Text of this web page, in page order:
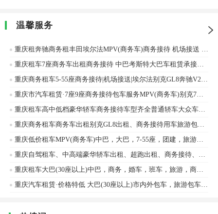
温馨服务
重庆租奔驰商务租丰田埃尔法MPV(商务车)商务接待 机场接送 单位用车
重庆租车7座商务车出租商务接待 中巴考斯特大巴车租赁承接企业班车旅游车商务接待
重庆商务租车5-55座商务接待|机场接送|埃尔法别克GL8奔驰V260自驾奔驰
重庆市汽车租赁·7座9座商务接待包车服务MPV(商务车)别克7座商务车金龙9座自驾包车
重庆租车高中低档豪华轿车商务接待车型齐全普通轿车大众车型大众、奥迪等车辆出租
重庆商务租车商务车出租别克GL8出租、商务接待用车旅游包车接送机
重庆低价租车MPV(商务车)中巴，大巴，7-55座，团建，旅游，班车，商务接待别克车辆出租
重庆自驾租车、中高端豪华轿车出租、超跑出租、商务接待、婚庆用车
重庆租车大巴(30座以上)中巴，商务，婚车，班车，旅游，商务接待，各种用车金龙客车、安凯客车等车辆出租
重庆汽车租赁·价格特低 大巴(30座以上)市内外包车，旅游包车，商务接待，单位通勤班车，婚庆租车，会议宇通客车车辆出租